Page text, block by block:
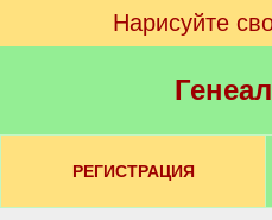
Нарисуйте
РЕГИСТРАЦИЯ